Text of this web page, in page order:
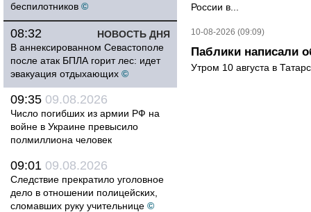
беспилотников ©
НОВОСТЬ ДНЯ
08:32
В аннексированном Севастополе
после атак БПЛА горит лес: идет
эвакуация отдыхающих ©
09:35 09.08.2026
Число погибших из армии РФ на
войне в Украине превысило
полмиллиона человек
09:01 09.08.2026
Следствие прекратило уголовное
дело в отношении полицейских,
сломавших руку учительнице ©
России в...
10-08-2026 (09:09)
Паблики написали
Утром 10 августа в